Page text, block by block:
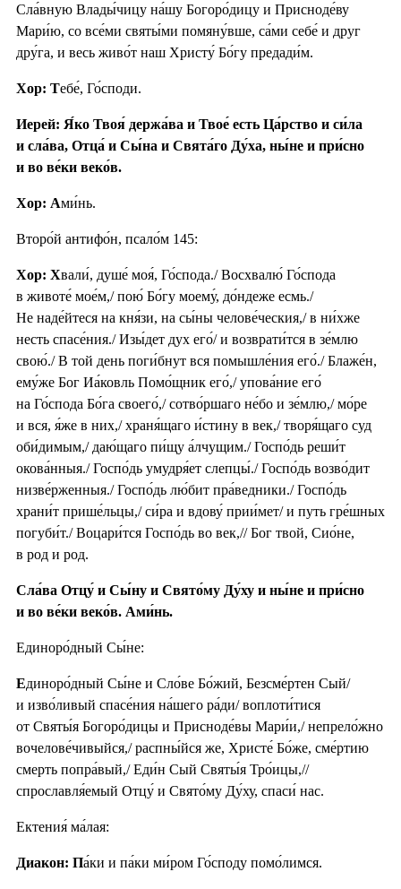
Сла́вную Влады́чицу на́шу Богоро́дицу и Присноде́ву
Мари́ю, со все́ми святы́ми помяну́вше, са́ми себе́ и друг
дру́га, и весь живо́т наш Христу́ Бо́гу предади́м.
Хор: Тебе́, Го́споди.
Иерей: Я́ко Твоя́ держа́ва и Твое́ есть Ца́рство и си́ла
и сла́ва, Отца́ и Сы́на и Свята́го Ду́ха, ны́не и при́сно
и во ве́ки веко́в.
Хор: Ами́нь.
Второ́й антифо́н, псало́м 145:
Хор: Хвали́, душе́ моя́, Го́спода./ Восхвалю́ Го́спода
в животе́ мое́м,/ пою́ Бо́гу моему́, до́ндеже есмь./
Не наде́йтеся на кня́зи, на сы́ны челове́ческия,/ в ни́хже
несть спасе́ния./ Изы́дет дух его́/ и возврати́тся в зе́млю
свою́./ В той день поги́бнут вся помышле́ния его́./ Блаже́н,
ему́же Бог Иа́ковль Помо́щник его́,/ упова́ние его́
на Го́спода Бо́га своего́,/ сотво́ршаго не́бо и зе́млю,/ мо́ре
и вся, я́же в них,/ храня́щаго и́стину в век,/ творя́щаго суд
оби́димым,/ даю́щаго пи́щу а́лчущим./ Госпо́дь реши́т
окова́нныя./ Госпо́дь умудря́ет слепцы́./ Госпо́дь возво́дит
низве́рженныя./ Госпо́дь лю́бит пра́ведники./ Госпо́дь
храни́т прише́льцы,/ си́ра и вдову́ прии́мет/ и путь гре́шных
погуби́т./ Воцари́тся Госпо́дь во век,// Бог твой, Сио́не,
в род и род.
Сла́ва Отцу́ и Сы́ну и Свято́му Ду́ху и ны́не и при́сно
и во ве́ки веко́в. Ами́нь.
Единоро́дный Сы́не:
Единоро́дный Сы́не и Сло́ве Бо́жий, Безсме́ртен Сый/
и изво́ливый спасе́ния на́шего ра́ди/ воплоти́тися
от Святы́я Богоро́дицы и Присноде́вы Мари́и,/ непрело́жно
вочелове́чивыйся,/ распны́йся же, Христе́ Бо́же, сме́ртию
смерть попра́вый,/ Еди́н Сый Святы́я Тро́ицы,//
спрославля́емый Отцу́ и Свято́му Ду́ху, спаси́ нас.
Ектения́ ма́лая:
Диакон: Па́ки и па́ки ми́ром Го́споду помо́лимся.